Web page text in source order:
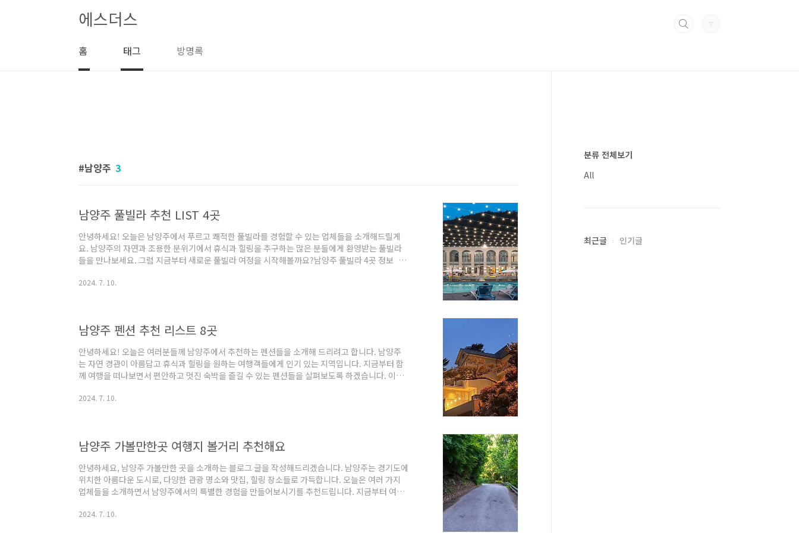
에스더스
홈 태그 방명록
남양주 3
남양주 풀빌라 추천 LIST 4곳
안녕하세요! 오늘은 남양주에서 푸르고 쾌적한 풀빌라를 경험할 수 있는 업체들을 소개해드릴게
요. 남양주의 자연과 조용한 분위기에서 휴식과 힐링을 추구하는 많은 분들에게 환영받는 풀빌라
들을 만나보세요. 그럼 지금부터 새로운 풀빌라 여정을 시작해볼까요?남양주 풀빌라 4곳 정보 1.
이스토 키즈풀빌라펜션 레이키푸이스토 키즈풀빌라는 경기도 남양주에 위치한 숙박시설입니다.
2024. 7. 10.
남양주 펜션 추천 리스트 8곳
안녕하세요! 오늘은 여러분들께 남양주에서 추천하는 펜션들을 소개해 드리려고 합니다. 남양주
는 자연 경관이 아름답고 휴식과 힐링을 원하는 여행객들에게 인기 있는 지역입니다. 지금부터 함
께 여행을 떠나보면서 편안하고 멋진 숙박을 즐길 수 있는 펜션들을 살펴보도록 하겠습니다. 이제
번길 13-11펜션 남양주 펜션 소개 - 베니베럼남양주에 위치한 베니베럼은 공기 좋은 축령산 자락
2024. 7. 10.
남양주 가볼만한곳 여행지 볼거리 추천해요
안녕하세요, 남양주 가볼만한 곳을 소개하는 블로그 글을 작성해드리겠습니다. 남양주는 경기도에
위치한 아름다운 도시로, 다양한 관광 명소와 맛집, 힐링 장소들로 가득합니다. 오늘은 여러 가지
업체들을 소개하면서 남양주에서의 특별한 경험을 만들어보시기를 추천드립니다. 지금부터 여러
특별한 추억을 만들어보시길 바랍니다.남양주 가볼만한곳 7곳 추천 1. 묘적사계곡 추천주소 : 경
2024. 7. 10.
분류 전체보기
All
최근글 인기글